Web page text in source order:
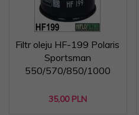
Filtr oleju HF-199 Polaris
Sportsman
550/570/850/1000
35,00 PLN